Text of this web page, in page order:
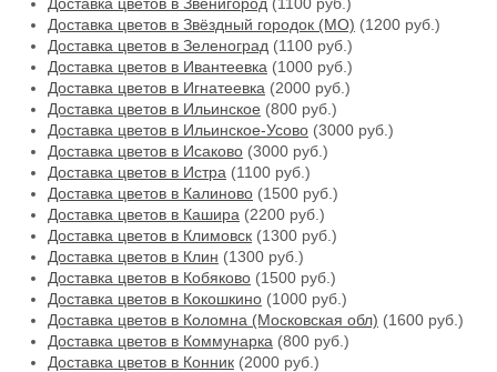
Доставка цветов в Звёздный городок (МО) (1200 руб.)
Доставка цветов в Зеленоград (1100 руб.)
Доставка цветов в Ивантеевка (1000 руб.)
Доставка цветов в Игнатеевка (2000 руб.)
Доставка цветов в Ильинское (800 руб.)
Доставка цветов в Ильинское-Усово (3000 руб.)
Доставка цветов в Исаково (3000 руб.)
Доставка цветов в Истра (1100 руб.)
Доставка цветов в Калиново (1500 руб.)
Доставка цветов в Кашира (2200 руб.)
Доставка цветов в Климовск (1300 руб.)
Доставка цветов в Клин (1300 руб.)
Доставка цветов в Кобяково (1500 руб.)
Доставка цветов в Кокошкино (1000 руб.)
Доставка цветов в Коломна (Московская обл) (1600 руб.)
Доставка цветов в Коммунарка (800 руб.)
Доставка цветов в Конник (2000 руб.)